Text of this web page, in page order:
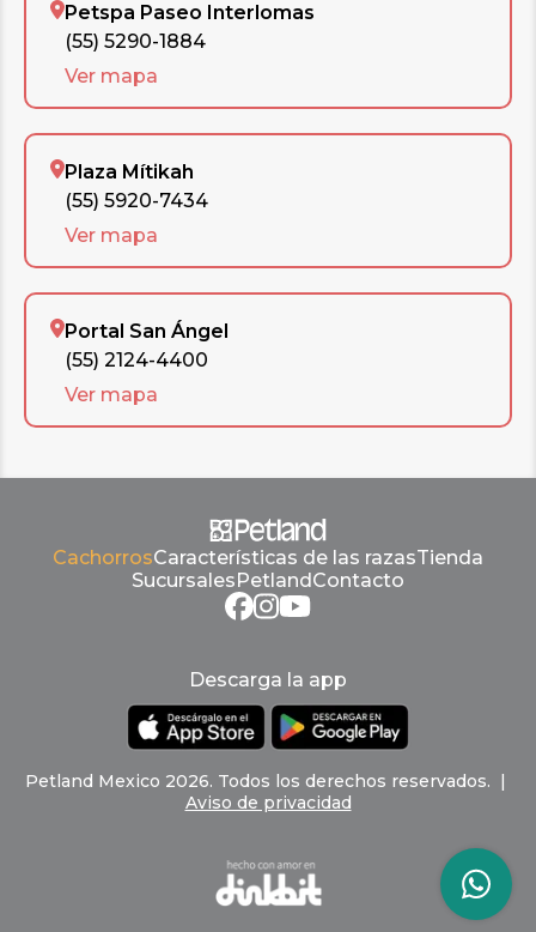
Petspa Paseo Interlomas
(55) 5290-1884
Ver mapa
Plaza Mítikah
(55) 5920-7434
Ver mapa
Portal San Ángel
(55) 2124-4400
Ver mapa
CachorrosCaracterísticas de las razasTienda
Sucursales Petland Contacto
Descarga la app
Petland Mexico 2026. Todos los derechos reservados. |
Aviso de privacidad